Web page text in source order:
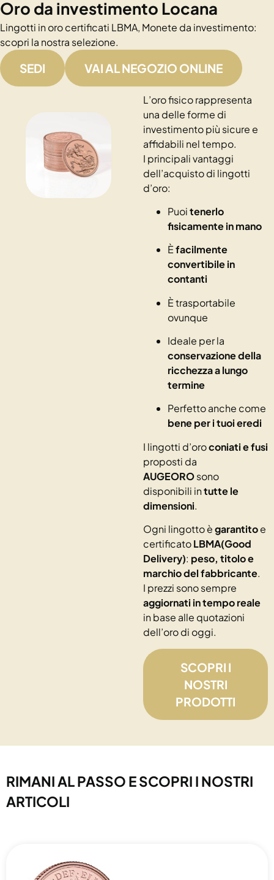
Oro da investimento Locana
Lingotti in oro certificati LBMA, Monete da investimento:
scopri la nostra selezione.
SEDI VAI AL NEGOZIO ONLINE
L’oro fisico rappresenta
una delle forme di
investimento più sicure e
affidabili nel tempo.
I principali vantaggi
dell’acquisto di lingotti
d’oro:
Puoitenerlo
fisicamente in mano
Èfacilmente
convertibile in
contanti
È trasportabile
ovunque
Ideale per la
conservazione della
ricchezza a lungo
termine
Perfetto anche come
bene per i tuoi eredi
I lingotti d’oroconiati e fusi
proposti da
AUGEOROsono
disponibili intutte le
dimensioni.
Ogni lingotto ègarantitoe
certificatoLBMA(Good
Delivery): peso, titolo e
marchio del fabbricante.
I prezzi sono sempre
aggiornati in tempo reale
in base alle quotazioni
dell’oro di oggi.
SCOPRI I
NOSTRI
PRODOTTI
RIMANI AL PASSO E SCOPRI I NOSTRI
ARTICOLI